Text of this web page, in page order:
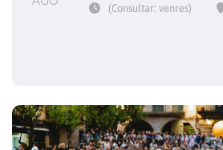
(Consultar: venres)